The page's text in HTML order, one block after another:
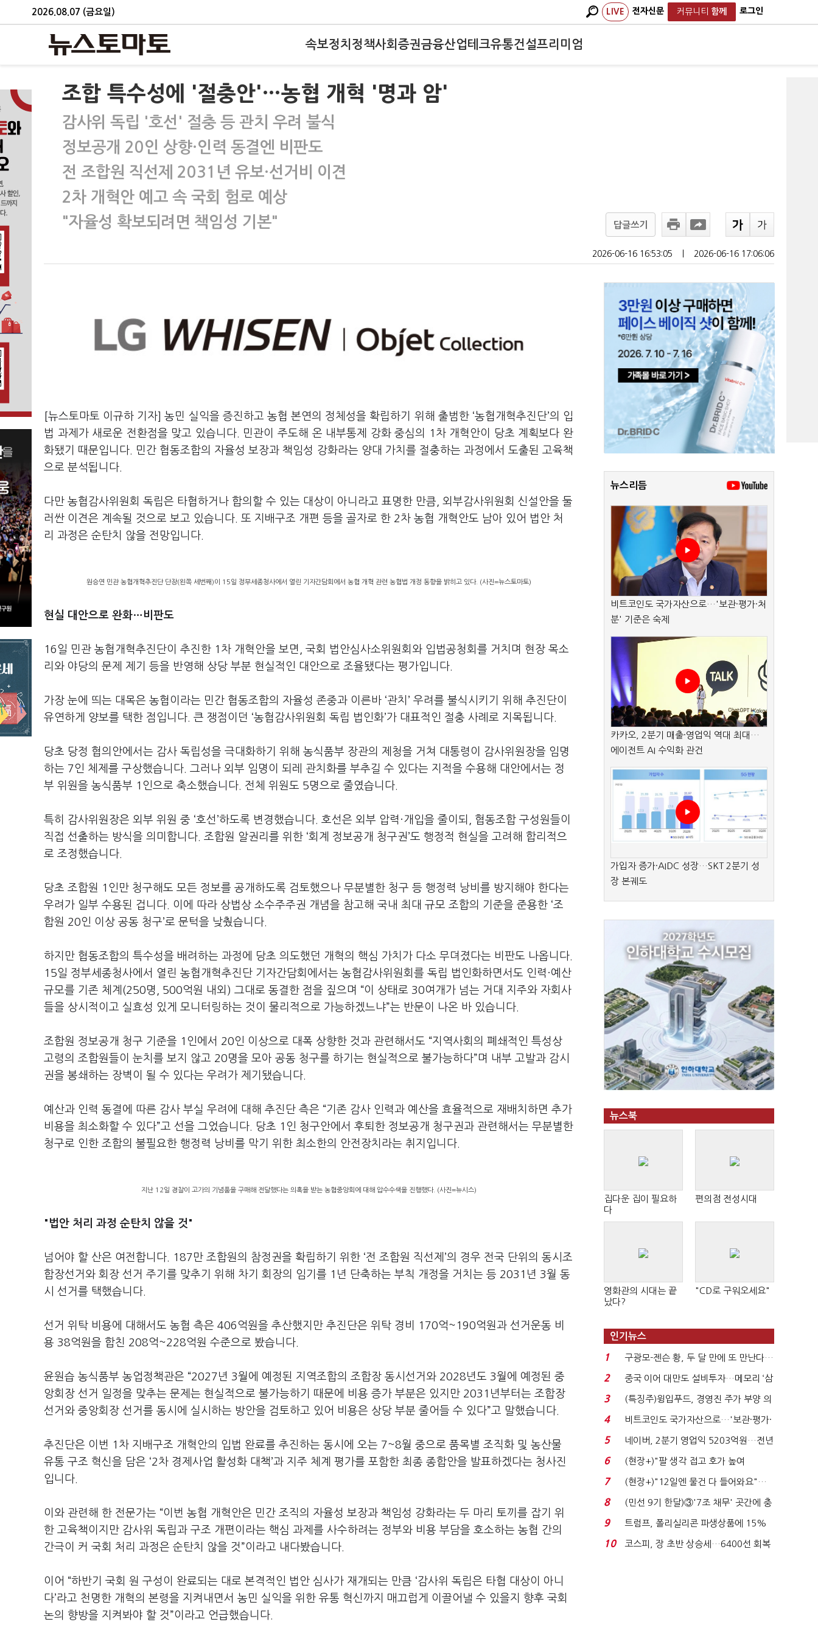
2026.08.07 (금요일) LIVE 전자신문 커뮤니티 함께 로그인
속보정치 정책사회 증권금융산업테크유통건설프리미엄
조합 특수성에 '절충안'…농협 개혁 '명과 암'
감사위 독립 '호선' 절충 등 관치 우려 불식
정보공개 20인 상향·인력 동결엔 비판도
전 조합원 직선제 2031년 유보·선거비 이견
2차 개혁안 예고 속 국회 험로 예상
"자율성 확보되려면 책임성 기본"
답글쓰기
2026-06-16 16:53:05 2026-06-16 17:06:06
[뉴스토마토 이규하 기자] 농민 실익을 증진하고 농협 본연의 정체성을 확립하기 위해 출범한 ‘농협개혁추진단’의 입
법 과제가 새로운 전환점을 맞고 있습니다. 민관이 주도해 온 내부통제 강화 중심의 1차 개혁안이 당초 계획보다 완
화됐기 때문입니다. 민간 협동조합의 자율성 보장과 책임성 강화라는 양대 가치를 절충하는 과정에서 도출된 고육책
으로 분석됩니다.
다만 농협감사위원회 독립은 타협하거나 합의할 수 있는 대상이 아니라고 표명한 만큼, 외부감사위원회 신설안을 둘
러싼 이견은 계속될 것으로 보고 있습니다. 또 지배구조 개편 등을 골자로 한 2차 농협 개혁안도 남아 있어 법안 처
리 과정은 순탄치 않을 전망입니다.
원승연 민관 농협개혁추진단 단장(왼쪽 세번째)이 15일 정부세종청사에서 열린 기자간담회에서 농협 개혁 관련 농협법 개정 동향을 밝히고 있다. (사진=뉴스토마토)
현실 대안으로 완화…비판도
16일 민관 농협개혁추진단이 추진한 1차 개혁안을 보면, 국회 법안심사소위원회와 입법공청회를 거치며 현장 목소
리와 야당의 문제 제기 등을 반영해 상당 부분 현실적인 대안으로 조율됐다는 평가입니다.
가장 눈에 띄는 대목은 농협이라는 민간 협동조합의 자율성 존중과 이른바 ‘관치’ 우려를 불식시키기 위해 추진단이
유연하게 양보를 택한 점입니다. 큰 쟁점이던 ‘농협감사위원회 독립 법인화’가 대표적인 절충 사례로 지목됩니다.
당초 당정 협의안에서는 감사 독립성을 극대화하기 위해 농식품부 장관의 제청을 거쳐 대통령이 감사위원장을 임명
하는 7인 체제를 구상했습니다. 그러나 외부 임명이 되레 관치화를 부추길 수 있다는 지적을 수용해 대안에서는 정
부 위원을 농식품부 1인으로 축소했습니다. 전체 위원도 5명으로 줄였습니다.
특히 감사위원장은 외부 위원 중 ‘호선’하도록 변경했습니다. 호선은 외부 압력·개입을 줄이되, 협동조합 구성원들이
직접 선출하는 방식을 의미합니다. 조합원 알권리를 위한 ‘회계 정보공개 청구권’도 행정적 현실을 고려해 합리적으
로 조정했습니다.
당초 조합원 1인만 청구해도 모든 정보를 공개하도록 검토했으나 무분별한 청구 등 행정력 낭비를 방지해야 한다는
우려가 일부 수용된 겁니다. 이에 따라 상법상 소수주주권 개념을 참고해 국내 최대 규모 조합의 기준을 준용한 ‘조
합원 20인 이상 공동 청구’로 문턱을 낮췄습니다.
하지만 협동조합의 특수성을 배려하는 과정에 당초 의도했던 개혁의 핵심 가치가 다소 무뎌졌다는 비판도 나옵니다.
15일 정부세종청사에서 열린 농협개혁추진단 기자간담회에서는 농협감사위원회를 독립 법인화하면서도 인력·예산
규모를 기존 체계(250명, 500억원 내외) 그대로 동결한 점을 짚으며 “이 상태로 30여개가 넘는 거대 지주와 자회사
들을 상시적이고 실효성 있게 모니터링하는 것이 물리적으로 가능하겠느냐”는 반문이 나온 바 있습니다.
조합원 정보공개 청구 기준을 1인에서 20인 이상으로 대폭 상향한 것과 관련해서도 “지역사회의 폐쇄적인 특성상
고령의 조합원들이 눈치를 보지 않고 20명을 모아 공동 청구를 하기는 현실적으로 불가능하다”며 내부 고발과 감시
권을 봉쇄하는 장벽이 될 수 있다는 우려가 제기됐습니다.
예산과 인력 동결에 따른 감사 부실 우려에 대해 추진단 측은 “기존 감사 인력과 예산을 효율적으로 재배치하면 추가
비용을 최소화할 수 있다”고 선을 그었습니다. 당초 1인 청구안에서 후퇴한 정보공개 청구권과 관련해서는 무분별한
청구로 인한 조합의 불필요한 행정력 낭비를 막기 위한 최소한의 안전장치라는 취지입니다.
지난 12일 경찰이 고가의 기념품을 구매해 전달했다는 의혹을 받는 농협중앙회에 대해 압수수색을 진행했다. (사진=뉴시스)
"법안 처리 과정 순탄치 않을 것"
넘어야 할 산은 여전합니다. 187만 조합원의 참정권을 확립하기 위한 ‘전 조합원 직선제’의 경우 전국 단위의 동시조
합장선거와 회장 선거 주기를 맞추기 위해 차기 회장의 임기를 1년 단축하는 부칙 개정을 거치는 등 2031년 3월 동
시 선거를 택했습니다.
선거 위탁 비용에 대해서도 농협 측은 406억원을 추산했지만 추진단은 위탁 경비 170억~190억원과 선거운동 비
용 38억원을 합친 208억~228억원 수준으로 봤습니다.
윤원습 농식품부 농업정책관은 “2027년 3월에 예정된 지역조합의 조합장 동시선거와 2028년도 3월에 예정된 중
앙회장 선거 일정을 맞추는 문제는 현실적으로 불가능하기 때문에 비용 증가 부분은 있지만 2031년부터는 조합장
선거와 중앙회장 선거를 동시에 실시하는 방안을 검토하고 있어 비용은 상당 부분 줄어들 수 있다”고 말했습니다.
추진단은 이번 1차 지배구조 개혁안의 입법 완료를 추진하는 동시에 오는 7~8월 중으로 품목별 조직화 및 농산물
유통 구조 혁신을 담은 ‘2차 경제사업 활성화 대책’과 지주 체계 평가를 포함한 최종 종합안을 발표하겠다는 청사진
입니다.
이와 관련해 한 전문가는 “이번 농협 개혁안은 민간 조직의 자율성 보장과 책임성 강화라는 두 마리 토끼를 잡기 위
한 고육책이지만 감사위 독립과 구조 개편이라는 핵심 과제를 사수하려는 정부와 비용 부담을 호소하는 농협 간의
간극이 커 국회 처리 과정은 순탄치 않을 것”이라고 내다봤습니다.
이어 “하반기 국회 원 구성이 완료되는 대로 본격적인 법안 심사가 재개되는 만큼 ‘감사위 독립은 타협 대상이 아니
다’라고 천명한 개혁의 본령을 지켜내면서 농민 실익을 위한 유통 혁신까지 매끄럽게 이끌어낼 수 있을지 향후 국회
논의 향방을 지켜봐야 할 것”이라고 언급했습니다.
뉴스리듬
비트코인도 국가자산으로…'보관·평가·처
분' 기준은 숙제
카카오, 2분기 매출·영업익 역대 최대…
에이전트 AI 수익화 관건
가입자 증가·AIDC 성장…SKT 2분기 성
장 본궤도
뉴스북
집다운 집이 필요하
다
편의점 전성시대
영화관의 시대는 끝
났다?
"CD로 구워오세요"
인기뉴스
1
구광모-젠슨 황, 두 달 만에 또 만난다…
로봇·AI 등 논...
2
중국 이어 대만도 설비투자…메모리 ‘삼
국전쟁’
3
(특징주)윙입푸드, 경영진 주가 부양 의
지에 상한가...
4
비트코인도 국가자산으로…'보관·평가·
처분' 기준은 ...
5
네이버, 2분기 영업익 5203억원…전년
비 0.2% 감소...
6
(현장+)"팔 생각 접고 호가 높여
요"…'덜 똘똘한 한 채' 20...
7
(현장+)"12일엔 물건 다 들어와요"…
빈 매대 채우며 문 연 ...
8
(민선 9기 한달)③'7조 채무' 곳간에 충
격…추미애, 20년...
9
트럼프, 폴리실리콘 파생상품에 15%
관세…"미 산업 재건"...
10
코스피, 장 초반 상승세…6400선 회복